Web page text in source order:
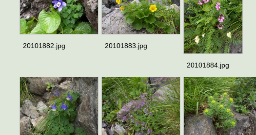
20101882.jpg 20101883.jpg
20101884.jpg